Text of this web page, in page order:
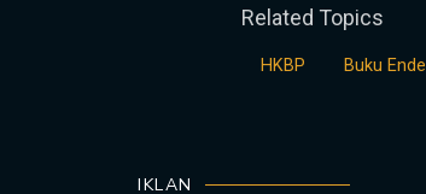
Related Topics
HKBP Buku Ende
IKLAN